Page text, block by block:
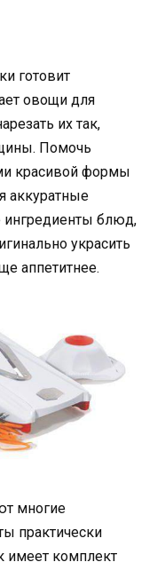
готовит
овощи для
их так,
Помочь
красивой формы
аккуратные
ингредиенты блюд,
украсить
аппетитнее.
многие
практически
имеет комплект